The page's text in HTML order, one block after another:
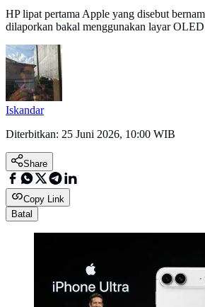
HP lipat pertama Apple yang disebut
dilaporkan bakal menggunakan layar OLED
Iskandar
Diterbitkan: 25 Juni 2026, 10:00 WIB
Share
Copy Link
Batal